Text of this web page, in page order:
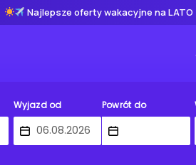
Najlepsze oferty wakacyjne na LATO
Wyjazd od Powrót do